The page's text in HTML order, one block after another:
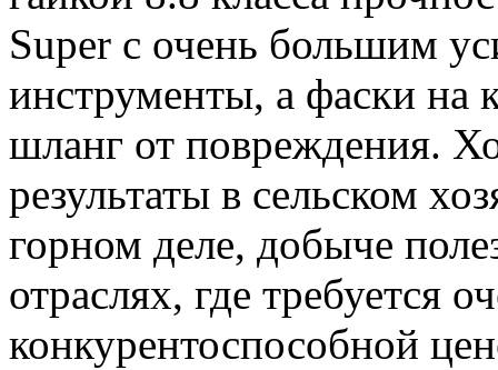
Super с очень большим
инструменты, а фаски
шланг от повреждения.
результаты в сельском
горном деле, добыче
отраслях, где требуется
конкурентоспособной